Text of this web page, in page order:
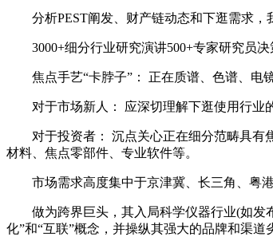
分析PEST阐发、财产链动态和下逛需求，我
3000+细分行业研究演讲500+专家研究员决
焦点手艺“卡脖子”： 正在质谱、色谱、电镜
对于市场新人： 应深切理解下逛使用行业的
对于投资者： 沉点关心正在细分范畴具有焦
材料、焦点零部件、专业软件等。
市场需求高度集中于京津冀、长三角、粤港
做为跨界巨头，其入局科学仪器行业(如发布
化”和“互联”概念，并操纵其强大的品牌和渠